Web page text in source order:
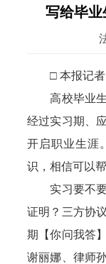
写给毕
□ 本报记者
高校毕业生
经过实习期、
开启职业生涯
识，相信可以
实习要不要
证明？三方协
期【你问我答
谢丽娜、律师